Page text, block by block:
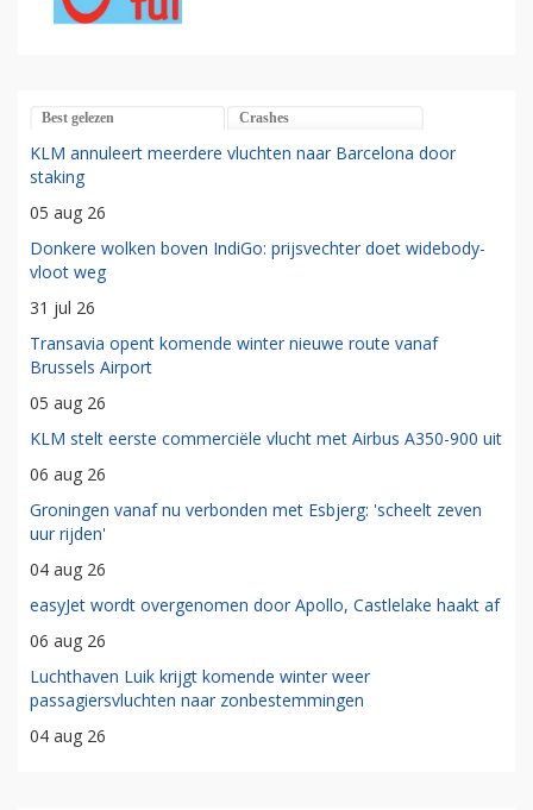
Best gelezen Crashes
KLM annuleert meerdere vluchten naar Barcelona door
staking
05 aug 26
Donkere wolken boven IndiGo: prijsvechter doet widebody-
vloot weg
31 jul 26
Transavia opent komende winter nieuwe route vanaf
Brussels Airport
05 aug 26
KLM stelt eerste commerciële vlucht met Airbus A350-900 uit
06 aug 26
Groningen vanaf nu verbonden met Esbjerg: 'scheelt zeven
uur rijden'
04 aug 26
easyJet wordt overgenomen door Apollo, Castlelake haakt af
06 aug 26
Luchthaven Luik krijgt komende winter weer
passagiersvluchten naar zonbestemmingen
04 aug 26